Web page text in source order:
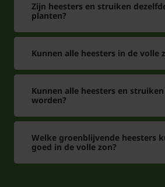
Zijn heesters en struiken
planten?
Kunnen alle heesters in de volle
Kunnen alle heesters en
worden?
Welke groenblijvende heesters
goed in de volle zon?